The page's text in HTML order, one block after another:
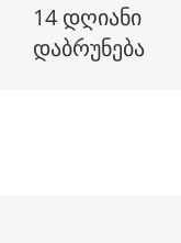
14 დღიანი
დაბრუნება